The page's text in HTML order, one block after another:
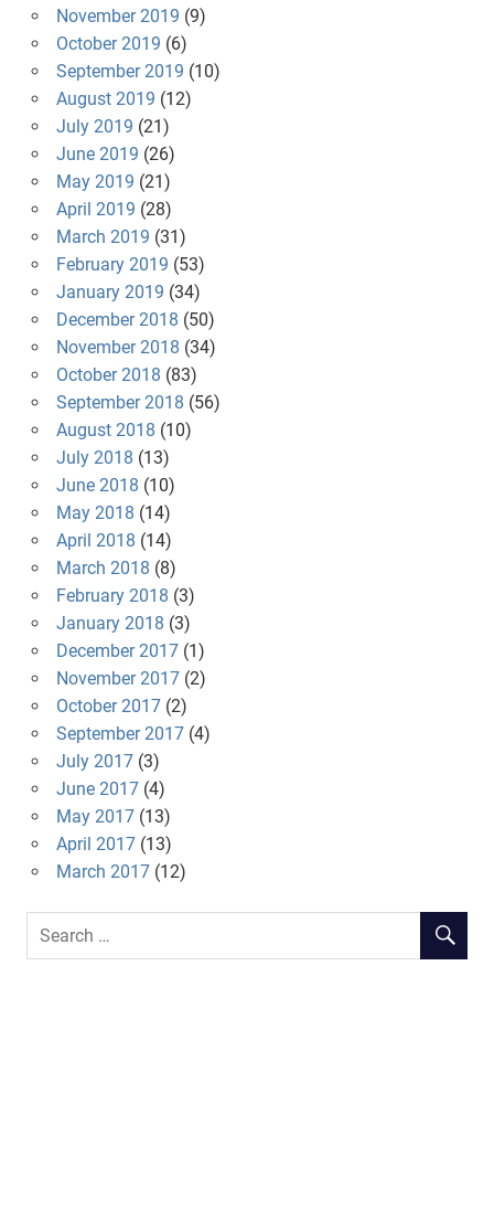
November 2019 (9)
October 2019 (6)
September 2019 (10)
August 2019 (12)
July 2019 (21)
June 2019 (26)
May 2019 (21)
April 2019 (28)
March 2019 (31)
February 2019 (53)
January 2019 (34)
December 2018 (50)
November 2018 (34)
October 2018 (83)
September 2018 (56)
August 2018 (10)
July 2018 (13)
June 2018 (10)
May 2018 (14)
April 2018 (14)
March 2018 (8)
February 2018 (3)
January 2018 (3)
December 2017(1)
November 2017(2)
October 2017(2)
September 2017(4)
July 2017(3)
June 2017(4)
May 2017(13)
April 2017(13)
March 2017(12)